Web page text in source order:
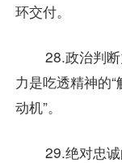
环交付。
28.政治判
力是吃透精神的
动机”。
29.绝对忠